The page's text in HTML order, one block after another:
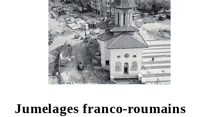
Jumelages franco-roumains